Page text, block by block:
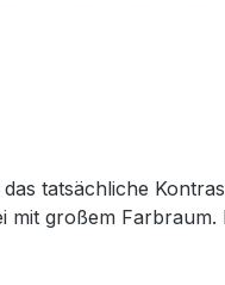
tatsächliche
großem